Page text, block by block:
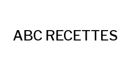
ABC RECETTES